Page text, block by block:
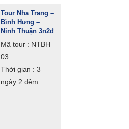
Tour Nha Trang –
Bình Hưng –
Ninh Thuận 3n2đ
Mã tour : NTBH
03
Thời gian : 3
ngày 2 đêm